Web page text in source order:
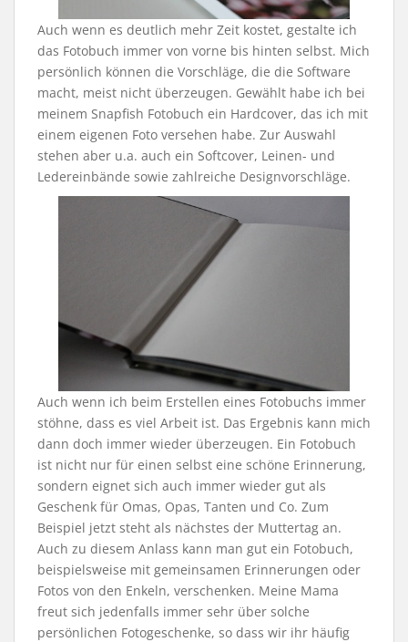
Auch wenn es deutlich mehr Zeit kostet, gestalte ich
das Fotobuch immer von vorne bis hinten selbst. Mich
persönlich können die Vorschläge, die die Software
macht, meist nicht überzeugen. Gewählt habe ich bei
meinem Snapfish Fotobuch ein Hardcover, das ich mit
einem eigenen Foto versehen habe. Zur Auswahl
stehen aber u.a. auch ein Softcover, Leinen- und
Ledereinbände sowie zahlreiche Designvorschläge.
Auch wenn ich beim Erstellen eines Fotobuchs immer
stöhne, dass es viel Arbeit ist. Das Ergebnis kann mich
dann doch immer wieder überzeugen. Ein Fotobuch
ist nicht nur für einen selbst eine schöne Erinnerung,
sondern eignet sich auch immer wieder gut als
Geschenk für Omas, Opas, Tanten und Co. Zum
Beispiel jetzt steht als nächstes der Muttertag an.
Auch zu diesem Anlass kann man gut ein Fotobuch,
beispielsweise mit gemeinsamen Erinnerungen oder
Fotos von den Enkeln, verschenken. Meine Mama
freut sich jedenfalls immer sehr über solche
persönlichen Fotogeschenke, so dass wir ihr häufig